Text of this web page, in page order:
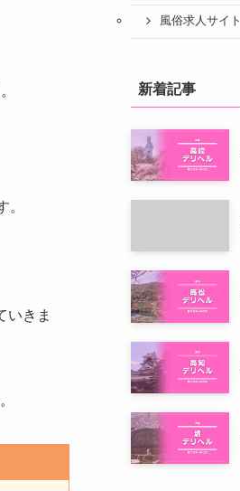
いきま
風俗求人サイト
新着記事